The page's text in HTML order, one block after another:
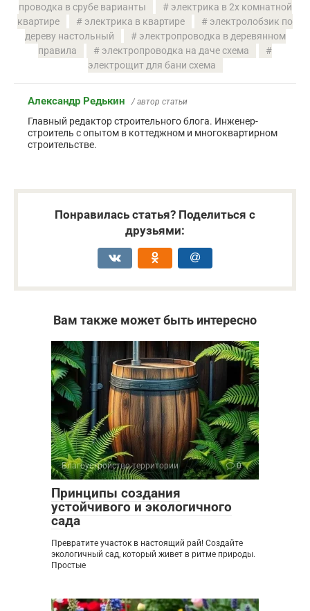
проводка в срубе варианты
электрика в 2х комнатной
квартире
электрика в квартире
электролобзик по
дереву настольный
электропроводка в деревянном
правила
электропроводка на даче схема
электрощит для бани схема
Александр Редькин / автор статьи
Главный редактор строительного блога. Инженер-
строитель с опытом в коттеджном и многоквартирном
строительстве.
Понравилась статья? Поделиться с
друзьями:
Вам также может быть интересно
Благоустройство территории 0
Принципы создания
устойчивого и экологичного
сада
Превратите участок в настоящий рай! Создайте
экологичный сад, который живет в ритме природы.
Простые